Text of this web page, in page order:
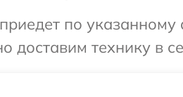
по указанному
доставим технику в